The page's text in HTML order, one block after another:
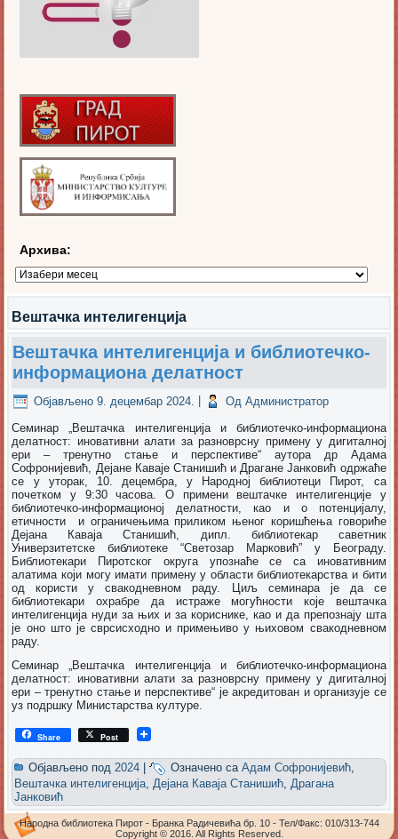
Архива:
Архива:
Вештачка интелигенција
Вештачка интелигенција и библиотечко-
информациона делатност
Објављено 9. децембар 2024. Од Администратор
Семинар „Вештачка интелигенција и библиотечко-информациона
делатност: иновативни алати за разноврсну примену у дигиталној
ери – тренутно стање и перспективе“ аутора др Адама
Софронијевић, Дејане Каваје Станишић и Драгане Јанковић одржаће
се у уторак, 10. децембра, у Народној библиотеци Пирот, са
почетком у 9:30 часова. О примени вештачке интелигенције у
библиотечко-информационој делатности, као и о потенцијалу,
етичности и ограничењима приликом њеног коришћења говориће
Дејана Каваја Станишић, дипл. библиотекар саветник
Универзитетске библиотеке “Светозар Марковић” у Београду.
Библиотекари Пиротског округа упознаће се са иновативним
алатима који могу имати примену у области библиотекарства и бити
од користи у свакодневном раду. Циљ семинара је да се
библиотекари охрабре да истраже могућности које вештачка
интелигенција нуди за њих и за кориснике, као и да препознају шта
је оно што је сврсисходно и примењиво у њиховом свакодневном
раду.
Семинар „Вештачка интелигенција и библиотечко-информациона
делатност: иновативни алати за разноврсну примену у дигиталној
ери – тренутно стање и перспективе“ је акредитован и организује се
уз подршку Министарства културе.
Share Post
Објављено под 2024 | Означено са Адам Софронијевић,
Вештачка интелигенција Дејана Каваја Станишић Драгана
Јанковић
Народна библиотека Пирот - Бранка Радичевића бр. 10 - Тел/Факс: 010/313-744
Copyright © 2016. All Rights Reserved.